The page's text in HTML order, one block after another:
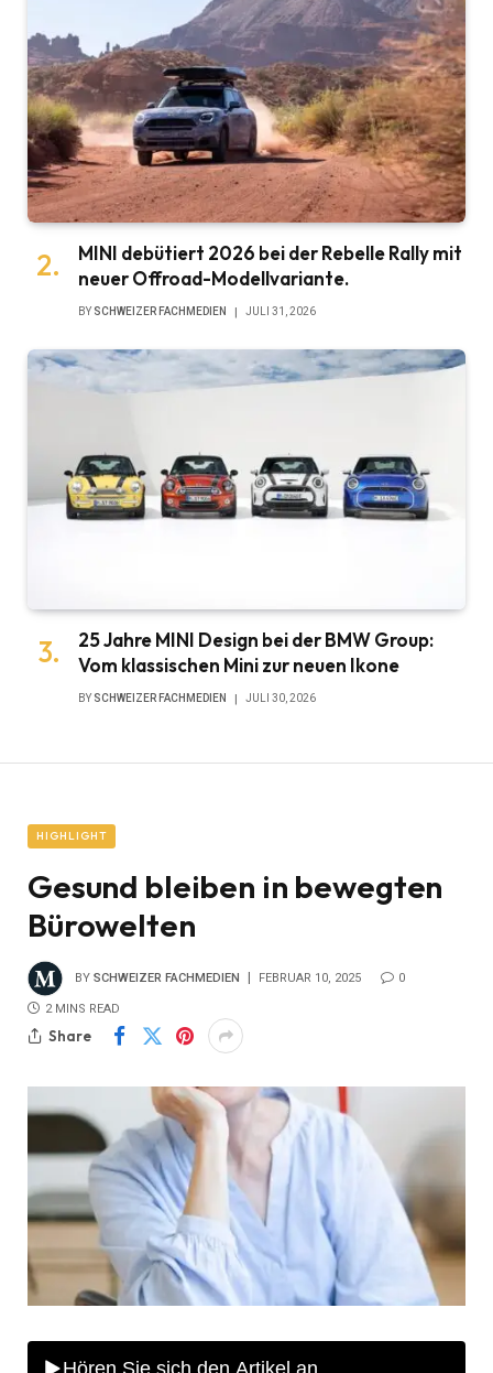
MINI debütiert 2026 bei der Rebelle Rally mit
neuer Offroad-Modellvariante.
BY SCHWEIZER FACHMEDIEN JULI 31, 2026
25 Jahre MINI Design bei der BMW Group:
Vom klassischen Mini zur neuen Ikone
BY SCHWEIZER FACHMEDIEN JULI 30, 2026
HIGHLIGHT
Gesund bleiben in bewegten
Bürowelten
BY SCHWEIZER FACHMEDIEN FEBRUAR 10, 2025 0
2 MINS READ
Share